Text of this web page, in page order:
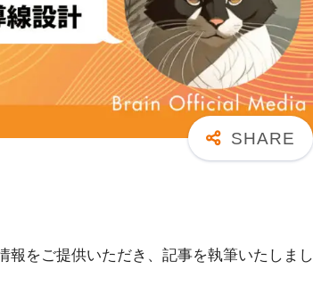
報をご提供いただき、記事を執筆いたしまし